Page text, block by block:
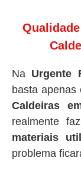
Na Urgente
basta apenas
Caldeiras
realmente
materiais
problema